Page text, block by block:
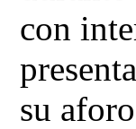
con
su